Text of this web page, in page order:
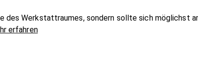
des Werkstattraumes, sondern sollte sich möglichst
erfahren